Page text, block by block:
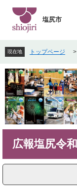
先
頭
で
。
を
飛
ば
て
本
文
へ
塩尻市
現在地 トップページ >
広報塩尻令